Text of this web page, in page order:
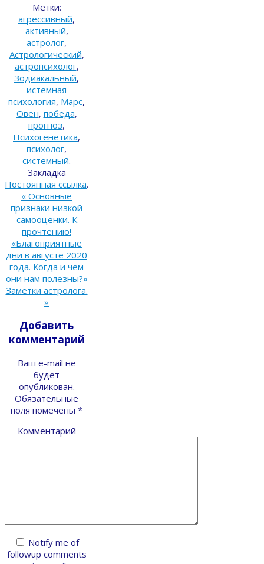
Метки:
агрессивный,
активный,
астролог,
Астрологический,
астропсихолог,
Зодиакальный,
истемная
психология, Марс,
Овен, победа,
прогноз,
Психогенетика,
психолог,
системный.
Закладка
Постоянная ссылка.
« Основные
признаки низкой
самооценки. К
прочтению!
«Благоприятные
дни в августе 2020
года. Когда и чем
они нам полезны?»
Заметки астролога.
»
Добавить
комментарий
Ваш e-mail не
будет
опубликован.
Обязательные
поля помечены *
Комментарий
Notify me of
followup comments